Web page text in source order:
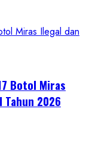
Miras Ilegal dan
Botol Miras
Tahun 2026